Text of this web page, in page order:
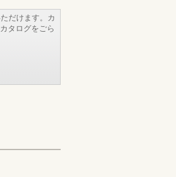
だけます。カ
タログをごら